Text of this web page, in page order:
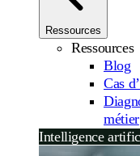
Ressources
Ressources
Blog
Cas
métier
Intelligence